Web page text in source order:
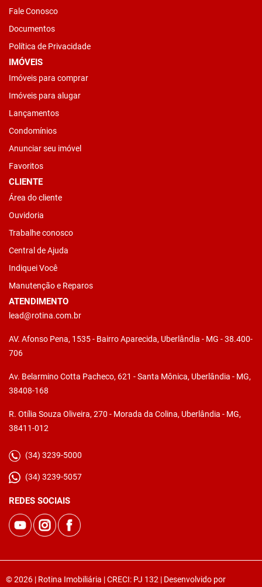
Fale Conosco
Documentos
Política de Privacidade
IMÓVEIS
Imóveis para comprar
Imóveis para alugar
Lançamentos
Condomínios
Anunciar seu imóvel
Favoritos
CLIENTE
Área do cliente
Ouvidoria
Trabalhe conosco
Central de Ajuda
Indiquei Você
Manutenção e Reparos
ATENDIMENTO
lead@rotina.com.br
AV. Afonso Pena, 1535 - Bairro Aparecida, Uberlândia - MG - 38.400-
706
Av. Belarmino Cotta Pacheco, 621 - Santa Mônica, Uberlândia - MG,
38408-168
R. Otília Souza Oliveira, 270 - Morada da Colina, Uberlândia - MG,
38411-012
(34) 3239-5000
(34) 3239-5057
REDES SOCIAIS
© 2026 | Rotina Imobiliária | CRECI: PJ 132 | Desenvolvido por